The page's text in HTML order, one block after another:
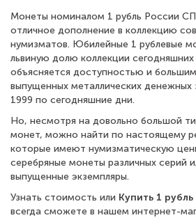
Монеты номиналом 1 рубль России
отличное дополнение в коллекцию
нумизматов. Юбилейные 1 рублевые
львиную долю коллекции
объясняется доступностью и
выпущенных металлических денежных
1999 по сегодняшние дни.
Но, несмотря на довольно большой
монет, можно найти по настоящему
которые имеют нумизматическую
серебряные монеты различных серий
выпущенные экземпляры.
Узнать стоимость или Купить 1 рубль
всегда сможете в нашем интернет-